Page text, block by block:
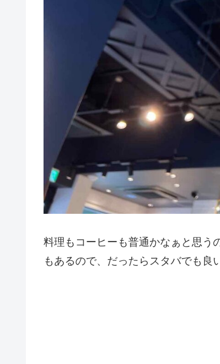
料理もコーヒーも普通かなぁと思う
もあるので、だったらスタバでも良